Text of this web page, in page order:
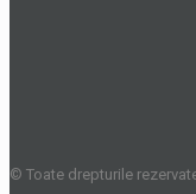
© Toate drepturile